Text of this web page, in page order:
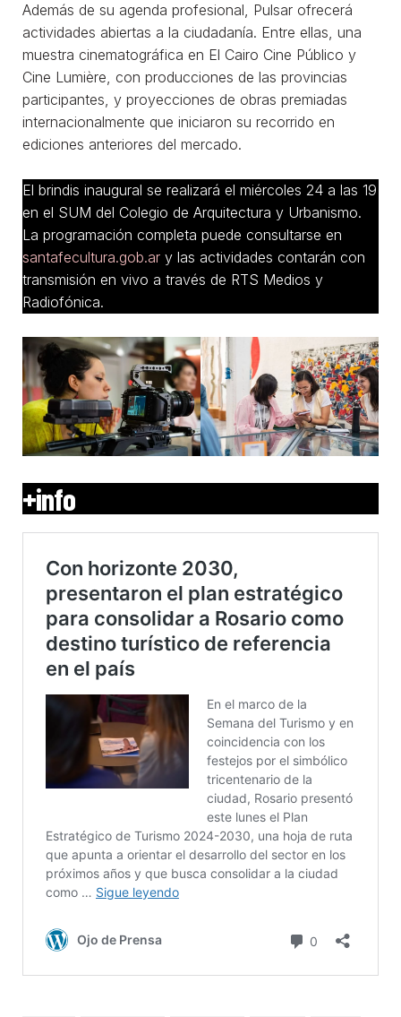
Además de su agenda profesional, Pulsar ofrecerá
actividades abiertas a la ciudadanía. Entre ellas, una
muestra cinematográfica en El Cairo Cine Público y
Cine Lumière, con producciones de las provincias
participantes, y proyecciones de obras premiadas
internacionalmente que iniciaron su recorrido en
ediciones anteriores del mercado.
El brindis inaugural se realizará el miércoles 24 a las 19
en el SUM del Colegio de Arquitectura y Urbanismo.
La programación completa puede consultarse en
santafecultura.gob.ar y las actividades contarán con
transmisión en vivo a través de RTS Medios y
Radiofónica.
+info